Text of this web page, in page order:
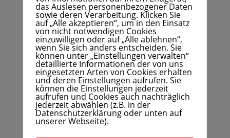
das Auslesen personenbezogener Daten
sowie deren Verarbeitung. Klicken Sie
auf „Alle akzeptieren“, um in den Einsatz
von nicht notwendigen Cookies
einzuwilligen oder auf „Alle ablehnen“,
wenn Sie sich anders entscheiden. Sie
können unter „Einstellungen verwalten“
detaillierte Informationen der von uns
eingesetzten Arten von Cookies erhalten
und deren Einstellungen aufrufen. Sie
können die Einstellungen jederzeit
aufrufen und Cookies auch nachträglich
jederzeit abwählen (z.B. in der
Datenschutzerklärung oder unten auf
unserer Webseite).